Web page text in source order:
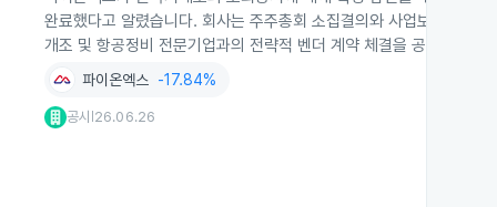
완료했다고 알렸습니다. 회사는 주주총회 소집결의와 사업보고서 제
개조 및 항공정비 전문기업과의 전략적 벤더 계약 체결을 공시했습니
파이온엑스 -17.84%
공시 26.06.26